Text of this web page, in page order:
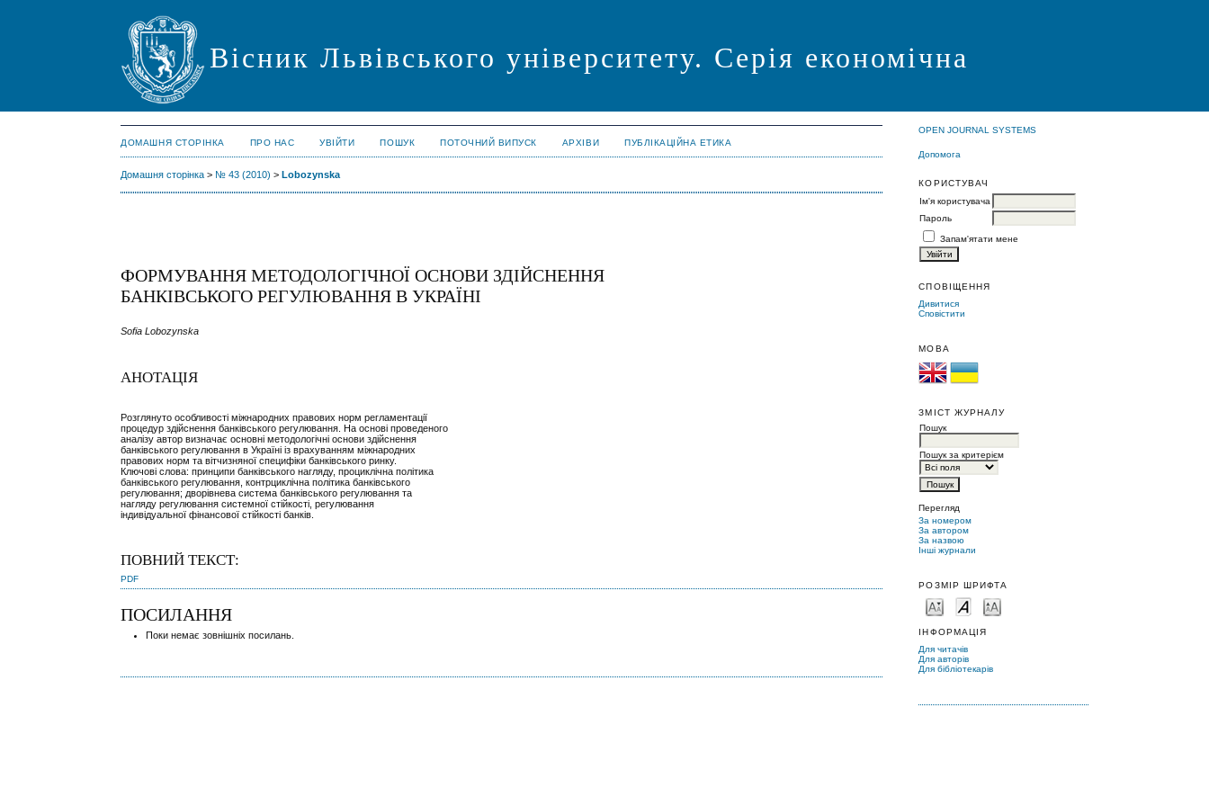
Вісник Львівського університету. Серія економічна
OPEN JOURNAL SYSTEMS
Допомога
КОРИСТУВАЧ
Ім'я користувача
Пароль
Запам'ятати мене
СПОВІЩЕННЯ
Дивитися
Сповістити
МОВА
ЗМІСТ ЖУРНАЛУ
Пошук
Пошук за критерієм
Перегляд
За номером
За автором
За назвою
Інші журнали
РОЗМІР ШРИФТА
ІНФОРМАЦІЯ
Для читачів
Для авторів
Для бібліотекарів
ДОМАШНЯ СТОРІНКА ПРО НАС УВІЙТИ ПОШУК ПОТОЧНИЙ ВИПУСК АРХІВИ ПУБЛІКАЦІЙНА ЕТИКА
Домашня сторінка > № 43 (2010) >Lobozynska
ФОРМУВАННЯ МЕТОДОЛОГІЧНОЇ ОСНОВИ ЗДІЙСНЕННЯ
БАНКІВСЬКОГО РЕГУЛЮВАННЯ В УКРАЇНІ
Sofia Lobozynska
АНОТАЦІЯ
Розглянуто особливості міжнародних правових норм регламентації
процедур здійснення банківського регулювання. На основі проведеного
аналізу автор визначає основні методологічні основи здійснення
банківського регулювання в Україні із врахуванням міжнародних
правових норм та вітчизняної специфіки банківського ринку.
Ключові слова: принципи банківського нагляду, проциклічна політика
банківського регулювання, контрциклічна політика банківського
регулювання; дворівнева система банківського регулювання та
нагляду регулювання системної стійкості, регулювання
індивідуальної фінансової стійкості банків.
ПОВНИЙ ТЕКСТ:
PDF
ПОСИЛАННЯ
Поки немає зовнішніх посилань.